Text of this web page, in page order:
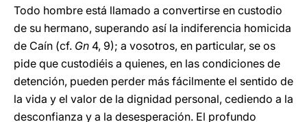
Todo hombre está llamado a convertirse en custodio
de su hermano, superando así la indiferencia homicida
de Caín (cf. Gn 4, 9); a vosotros, en particular, se os
pide que custodiéis a quienes, en las condiciones de
detención, pueden perder más fácilmente el sentido de
la vida y el valor de la dignidad personal, cediendo a la
desconfianza y a la desesperación. El profundo